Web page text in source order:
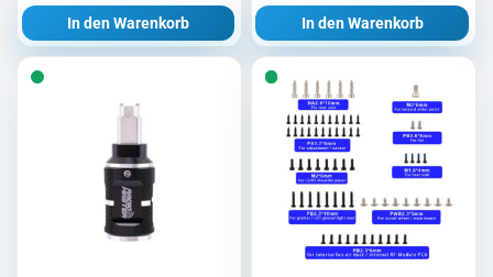
In den Warenkorb In den Warenkorb